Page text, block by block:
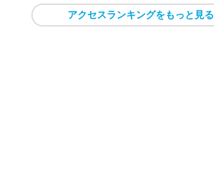
アクセスランキングをもっと見る